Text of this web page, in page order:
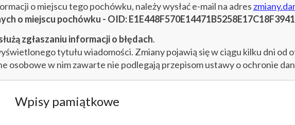
o miejscu tego pochówku, należy wysłać e-mail na adres
o miejscu pochówku - OID: E1E448F570E14471B5258E17C18F3941
zgłaszaniu informacji o błędach.
tytułu wiadomości. Zmiany pojawią się w ciągu kilku dni od
osobowe w nim zawarte nie podlegają przepisom ustawy o ochronie
Wpisy pamiątkowe